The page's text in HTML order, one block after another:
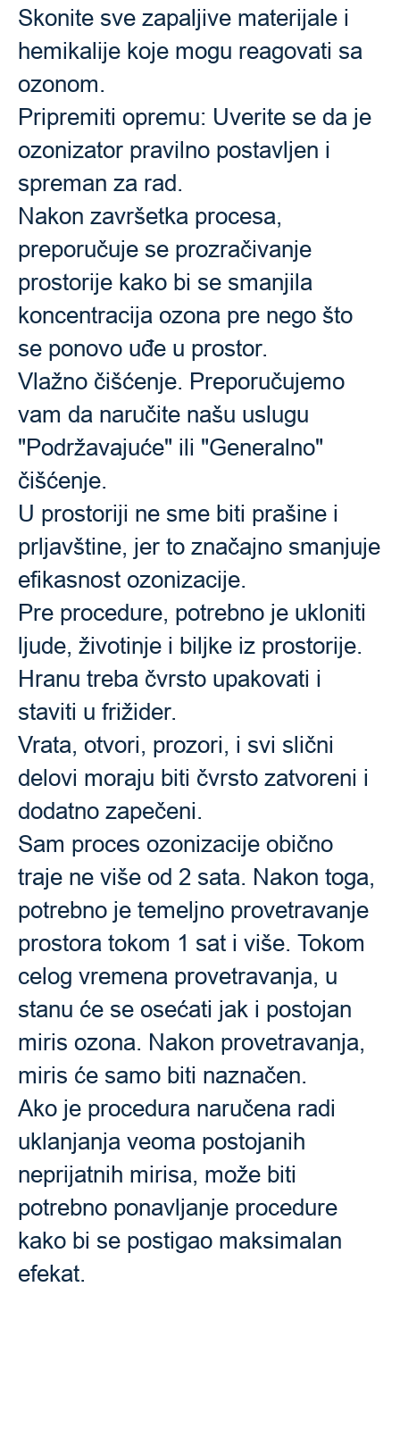
Skonite sve zapaljive materijale i
hemikalije koje mogu reagovati sa
ozonom.
Pripremiti opremu: Uverite se da je
ozonizator pravilno postavljen i
spreman za rad.
Nakon završetka procesa,
preporučuje se prozračivanje
prostorije kako bi se smanjila
koncentracija ozona pre nego što
se ponovo uđe u prostor.
Vlažno čišćenje. Preporučujemo
vam da naručite našu uslugu
"Podržavajuće" ili "Generalno"
čišćenje.
U prostoriji ne sme biti prašine i
prljavštine, jer to značajno smanjuje
efikasnost ozonizacije.
Pre procedure, potrebno je ukloniti
ljude, životinje i biljke iz prostorije.
Hranu treba čvrsto upakovati i
staviti u frižider.
Vrata, otvori, prozori, i svi slični
delovi moraju biti čvrsto zatvoreni i
dodatno zapečeni.
Sam proces ozonizacije obično
traje ne više od 2 sata. Nakon toga,
potrebno je temeljno provetravanje
prostora tokom 1 sat i više. Tokom
celog vremena provetravanja, u
stanu će se osećati jak i postojan
miris ozona. Nakon provetravanja,
miris će samo biti naznačen.
Ako je procedura naručena radi
uklanjanja veoma postojanih
neprijatnih mirisa, može biti
potrebno ponavljanje procedure
kako bi se postigao maksimalan
efekat.